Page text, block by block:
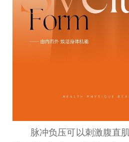
脉冲负压可以刺激腹直